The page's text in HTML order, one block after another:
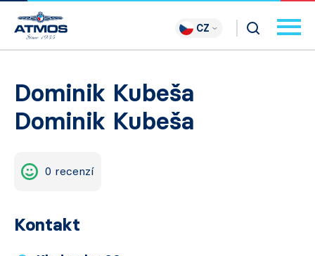
CZ
Dominik Kubeša
Dominik Kubeša
0 recenzí
Kontakt